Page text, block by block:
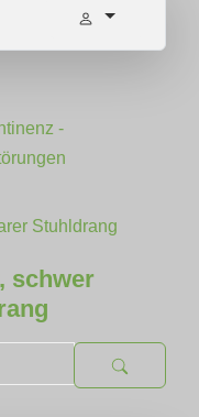
-
Stuhldrang
schwer